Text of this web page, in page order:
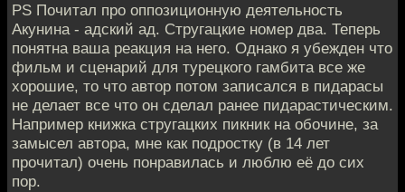
PS Почитал про оппозиционную деятельность
Акунина - адский ад. Стругацкие номер два. Теперь
понятна ваша реакция на него. Однако я убежден что
фильм и сценарий для турецкого гамбита все же
хорошие, то что автор потом записался в пидарасы
не делает все что он сделал ранее пидарастическим.
Например книжка стругацких пикник на обочине, за
замысел автора, мне как подростку (в 14 лет
прочитал) очень понравилась и люблю её до сих
пор.